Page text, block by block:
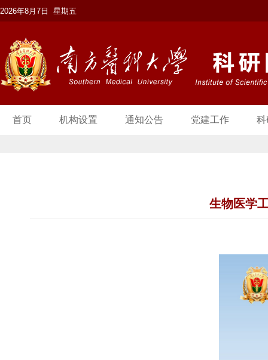
2026年8月7日 星期五
首页 机构设置 通知公告 党建工作 科
生物医学